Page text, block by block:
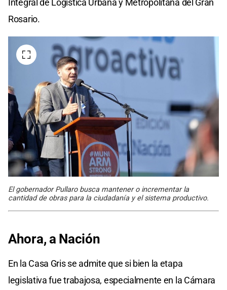
Rosario.
El gobernador Pullaro busca mantener o incrementar la
cantidad de obras para la ciudadanía y el sistema productivo.
Ahora, a Nación
En la Casa Gris se admite que si bien la etapa
legislativa fue trabajosa, especialmente en la Cámara